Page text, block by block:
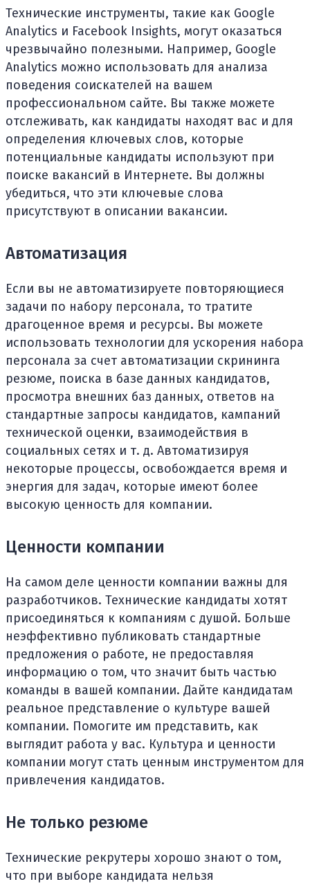
Технические инструменты, такие как Google
Analytics и Facebook Insights, могут оказаться
чрезвычайно полезными. Например, Google
Analytics можно использовать для анализа
поведения соискателей на вашем
профессиональном сайте. Вы также можете
отслеживать, как кандидаты находят вас и для
определения ключевых слов, которые
потенциальные кандидаты используют при
поиске вакансий в Интернете. Вы должны
убедиться, что эти ключевые слова
присутствуют в описании вакансии.
Автоматизация
Если вы не автоматизируете повторяющиеся
задачи по набору персонала, то тратите
драгоценное время и ресурсы. Вы можете
использовать технологии для ускорения набора
персонала за счет автоматизации скрининга
резюме, поиска в базе данных кандидатов,
просмотра внешних баз данных, ответов на
стандартные запросы кандидатов, кампаний
технической оценки, взаимодействия в
социальных сетях и т. д. Автоматизируя
некоторые процессы, освобождается время и
энергия для задач, которые имеют более
высокую ценность для компании.
Ценности компании
На самом деле ценности компании важны для
разработчиков. Технические кандидаты хотят
присоединяться к компаниям с душой. Больше
неэффективно публиковать стандартные
предложения о работе, не предоставляя
информацию о том, что значит быть частью
команды в вашей компании. Дайте кандидатам
реальное представление о культуре вашей
компании. Помогите им представить, как
выглядит работа у вас. Культура и ценности
компании могут стать ценным инструментом для
привлечения кандидатов.
Не только резюме
Технические рекрутеры хорошо знают о том,
что при выборе кандидата нельзя